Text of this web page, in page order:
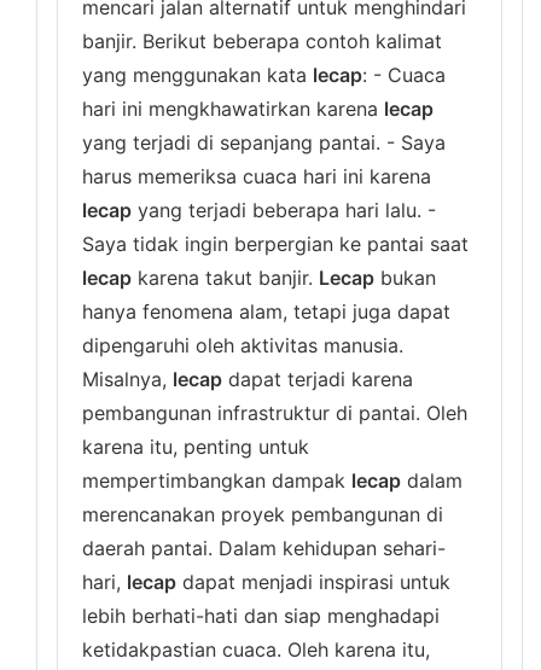
mencari jalan alternatif untuk menghindari
banjir. Berikut beberapa contoh kalimat
yang menggunakan kata lecap: - Cuaca
hari ini mengkhawatirkan karena lecap
yang terjadi di sepanjang pantai. - Saya
harus memeriksa cuaca hari ini karena
lecap yang terjadi beberapa hari lalu. -
Saya tidak ingin berpergian ke pantai saat
lecap karena takut banjir. Lecap bukan
hanya fenomena alam, tetapi juga dapat
dipengaruhi oleh aktivitas manusia.
Misalnya, lecap dapat terjadi karena
pembangunan infrastruktur di pantai. Oleh
karena itu, penting untuk
mempertimbangkan dampak lecap dalam
merencanakan proyek pembangunan di
daerah pantai. Dalam kehidupan sehari-
hari, lecap dapat menjadi inspirasi untuk
lebih berhati-hati dan siap menghadapi
ketidakpastian cuaca. Oleh karena itu,